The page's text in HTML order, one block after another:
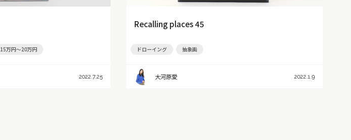
15万円～20万円
2022.7.25
Recalling places 45
ドローイング 抽象画
大河原愛 2022.1.9